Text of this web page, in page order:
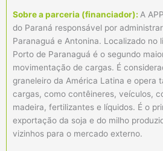
Sobre a parceria (financiador): A
do Paraná responsável por
Paranaguá e Antonina. Localizado no
Porto de Paranaguá é o segundo
movimentação de cargas. É
graneleiro da América Latina e opera
cargas, como contêineres, veículos,
madeira, fertilizantes e líquidos. É o
exportação da soja e do milho
vizinhos para o mercado externo.